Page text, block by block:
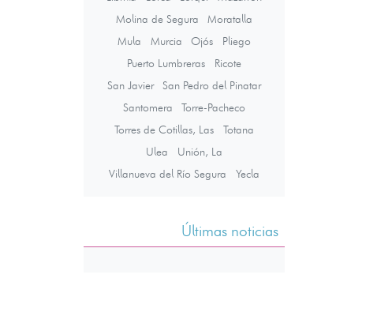
Molina de Segura
Moratalla
Mula
Murcia Ojós
Pliego
Puerto Lumbreras
Ricote
San Javier
San Pedro del Pinatar
Santomera
Torre-Pacheco
Torres de Cotillas, Las
Totana
Ulea
Unión, La
Villanueva del Río Segura
Yecla
Últimas noticias